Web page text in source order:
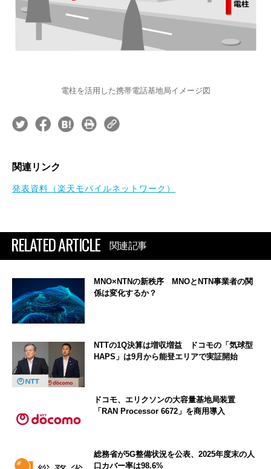
電柱を活用した携帯電話基地局イメージ図
関連リンク
発表資料（楽天モバイルネットワーク）
RELATED ARTICLE 関連記事
MNO×NTNの新秩序 MNOとNTN事業者の関
係は変化するか？
NTTの1Q決算は増収増益 ドコモの「気球型
HAPS」は9月から能登エリアで実証開始
ドコモ、エリクソンの大容量基地局装置
「RAN Processor 6672」を商用導入
総務省が5G整備状況を公表、2025年度末の人
口カバー率は98.6%